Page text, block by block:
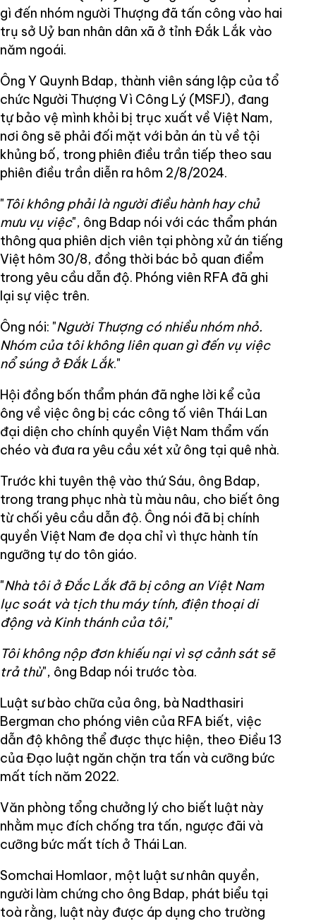
gì đến nhóm người Thượng đã tấn công vào hai
trụ sở Uỷ ban nhân dân xã ở tỉnh Đắk Lắk vào
năm ngoái.
Ông Y Quynh Bdap, thành viên sáng lập của tổ
chức Người Thượng Vì Công Lý (MSFJ), đang
tự bảo vệ mình khỏi bị trục xuất về Việt Nam,
nơi ông sẽ phải đối mặt với bản án tù về tội
khủng bố, trong phiên điều trần tiếp theo sau
phiên điều trần diễn ra hôm 2/8/2024.
"Tôi không phải là người điều hành hay chủ
mưu vụ việc", ông Bdap nói với các thẩm phán
thông qua phiên dịch viên tại phòng xử án tiếng
Việt hôm 30/8, đồng thời bác bỏ quan điểm
trong yêu cầu dẫn độ. Phóng viên RFA đã ghi
lại sự việc trên.
Ông nói: "Người Thượng có nhiều nhóm nhỏ.
Nhóm của tôi không liên quan gì đến vụ việc
nổ súng ở Đắk Lắk."
Hội đồng bốn thẩm phán đã nghe lời kể của
ông về việc ông bị các công tố viên Thái Lan
đại diện cho chính quyền Việt Nam thẩm vấn
chéo và đưa ra yêu cầu xét xử ông tại quê nhà.
Trước khi tuyên thệ vào thứ Sáu, ông Bdap,
trong trang phục nhà tù màu nâu, cho biết ông
từ chối yêu cầu dẫn độ. Ông nói đã bị chính
quyền Việt Nam đe dọa chỉ vì thực hành tín
ngưỡng tự do tôn giáo.
"Nhà tôi ở Đắc Lắk đã bị công an Việt Nam
lục soát và tịch thu máy tính, điện thoại di
động và Kinh thánh của tôi,"
Tôi không nộp đơn khiếu nại vì sợ cảnh sát sẽ
trả thù", ông Bdap nói trước tòa.
Luật sư bào chữa của ông, bà Nadthasiri
Bergman cho phóng viên của RFA biết, việc
dẫn độ không thể được thực hiện, theo Điều 13
của Đạo luật ngăn chặn tra tấn và cưỡng bức
mất tích năm 2022.
Văn phòng tổng chưởng lý cho biết luật này
nhằm mục đích chống tra tấn, ngược đãi và
cưỡng bức mất tích ở Thái Lan.
Somchai Homlaor, một luật sư nhân quyền,
người làm chứng cho ông Bdap, phát biểu tại
toà rằng, luật này được áp dụng cho trường